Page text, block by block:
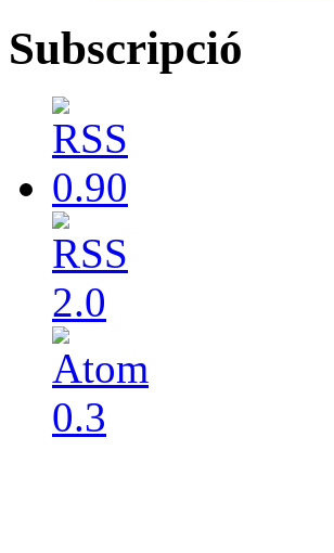
Subscripció